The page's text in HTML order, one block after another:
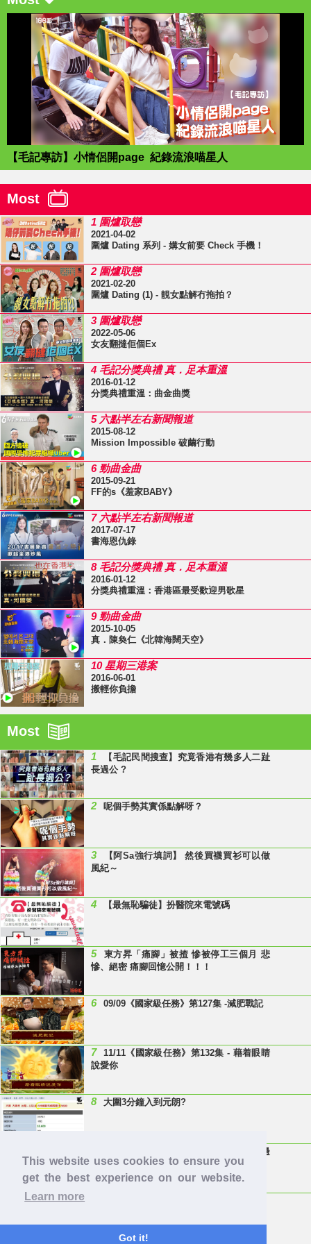
This website uses cookies to ensure you
get the best experience on our website.
Learn more
Got it!
【毛記專訪】小情侶開page 紀錄流浪喵星人
Most
1 圍爐取戀
2021-04-02
圍爐 Dating 系列 - 媾女前要 Check 手機！
2 圍爐取戀
2021-02-20
圍爐 Dating (1) - 靚女點解冇拖拍？
3 圍爐取戀
2022-05-06
女友翻撻佢個Ex
4 毛記分獎典禮 真．足本重溫
2016-01-12
分獎典禮重溫：曲金曲獎
5 六點半左右新聞報道
2015-08-12
Mission Impossible 破繭行動
6 勁曲金曲
2015-09-21
FF的s《羞家BABY》
7 六點半左右新聞報道
2017-07-17
書海恩仇錄
8 毛記分獎典禮 真．足本重溫
2016-01-12
分獎典禮重溫：香港區最受歡迎男歌星
9 勁曲金曲
2015-10-05
真．陳奐仁《北韓海闊天空》
10 星期三港案
2016-06-01
搬輕你負擔
Most
1
【毛記民間搜查】究竟香港有幾多人二趾
長過公 ?
2 呢個手勢其實係點解呀？
3
【阿Sa強行填詞】 然後買襪買衫可以做
風紀～
4 【最無恥騙徒】扮醫院來電號碼
5
東方昇「痛腳」被揸 慘被停工三個月 悲
慘、絕密 痛腳回憶公開！！！
6 09/09《國家級任務》第127集 -減肥戰記
7
11/11《國家級任務》第132集 - 藉着眼睛
說愛你
8 大圍3分鐘入到元朗?
Last Minute 迎接Baby雞精班！滴雞精邊
隻好？